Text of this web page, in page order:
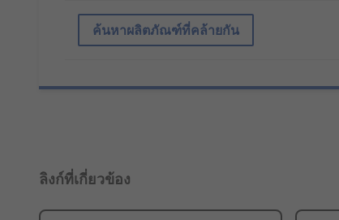
ค้นหาผลิตภัณฑ์ที่คล้ายกัน
ลิงก์ที่เกี่ยวข้อง